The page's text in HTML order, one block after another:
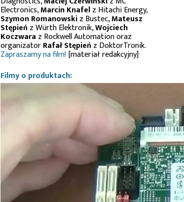
Electronics,Marcin Knafelz Hitachi Energy,
Szymon Romanowskiz Bustec,Mateusz
Stępień z Würth Elektronik,Wojciech
Koczwara z Rockwell Automation oraz
organizatorRafał Stępień z DoktorTronik.
Zapraszamy na film![materiał redakcyjny]
Filmy o produktach: